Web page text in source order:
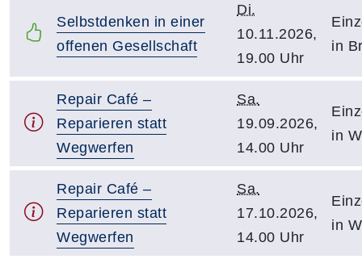
Selbstdenken in einer
offenen Gesellschaft
Di.
10.11.2026,
19.00 Uhr
in
Repair Café –
Reparieren statt
Wegwerfen
Sa.
19.09.2026,
14.00 Uhr
in
Repair Café –
Reparieren statt
Wegwerfen
Sa.
17.10.2026,
14.00 Uhr
in